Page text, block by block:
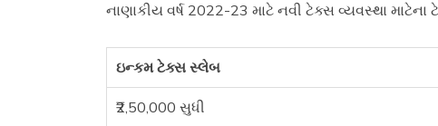
નાણાકીય વર્ષ 2022-23 માટે નવી ટેક્સ વ્યવસ્થા
ઇન્કમ ટેક્સ સ્લેબ
₹2,50,000 સુધી